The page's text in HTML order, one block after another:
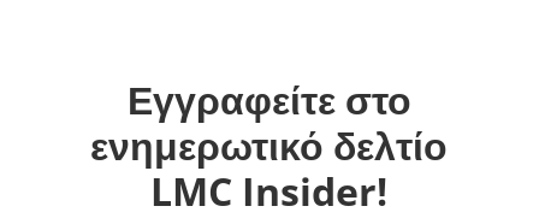
Εγγραφείτε στο
ενημερωτικό δελτίο
LMC Insider!